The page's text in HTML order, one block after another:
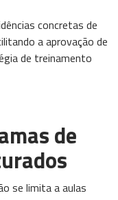
concretas de
a aprovação de
de treinamento
de
se limita a aulas